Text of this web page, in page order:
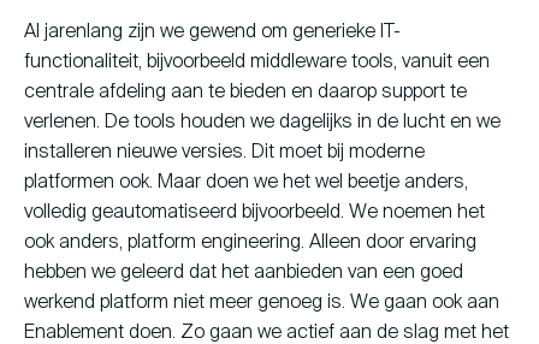
Al jarenlang zijn we gewend om generieke IT-
functionaliteit, bijvoorbeeld middleware tools, vanuit een
centrale afdeling aan te bieden en daarop support te
verlenen. De tools houden we dagelijks in de lucht en we
installeren nieuwe versies. Dit moet bij moderne
platformen ook. Maar doen we het wel beetje anders,
volledig geautomatiseerd bijvoorbeeld. We noemen het
ook anders, platform engineering. Alleen door ervaring
hebben we geleerd dat het aanbieden van een goed
werkend platform niet meer genoeg is. We gaan ook aan
Enablement doen. Zo gaan we actief aan de slag met het